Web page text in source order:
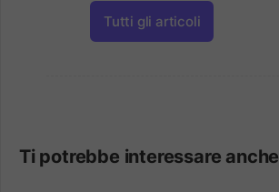
Tutti gli articoli
Ti potrebbe interessare anche